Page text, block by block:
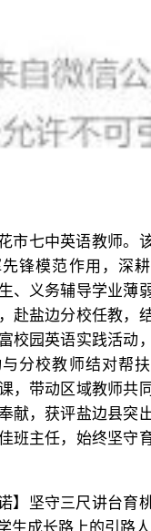
市七中英语教师。
锋模范作用，深
、义务辅导学业薄
赴盐边分校任教，
校园英语实践活动
分校教师结对帮
，带动区域教师共
献，获评盐边县突
班主任，始终坚守
】坚守三尺讲台育
生成长路上的引路人